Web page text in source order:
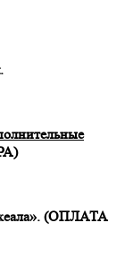
(ОПЛАТА